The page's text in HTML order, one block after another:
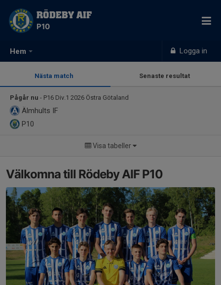
Hem Logga in
RÖDEBY AIF
P10
Nästa match Senaste resultat
Pågår nu - P16 Div.1 2026 Östra Götaland
Älmhults IF
P10
Visa tabeller
Välkomna till Rödeby AIF P10